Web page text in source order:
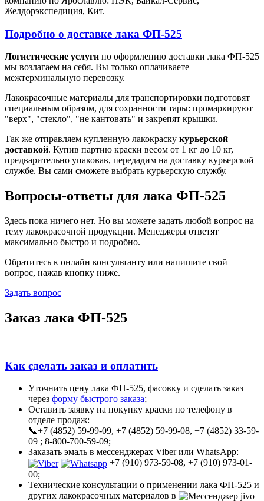
Желдорэкспедиция, Кит.
Подробно о доставке лака ФП-525
Логистические услуги по оформлению доставки лака ФП-525
мы возлагаем на себя. Вы только оплачиваете
межтерминальную перевозку.
Лакокрасочные материалы для транспортировки подготовят
специальным образом, для сохранности тары: промаркируют
"верх", "стекло", "не кантовать" и закрепят крышки.
Так же отправляем купленную лакокраску курьерской
доставкой. Купив партию краски весом от 1 кг до 10 кг,
предварительно упаковав, передадим на доставку курьерской
службе. Вы сами сможете выбрать курьерскую службу.
Вопросы-ответы для лака ФП-525
Здесь пока ничего нет. Но вы можете задать любой вопрос на
тему лакокрасочной продукции. Менеджеры ответят
максимально быстро и подробно.
Обратитесь к онлайн консультанту или напишите свой
вопрос, нажав кнопку ниже.
Задать вопрос
Заказ лака ФП-525
Как сделать заказ и оплатить
Уточнить цену лака ФП-525, фасовку и сделать заказ
через форму быстрого заказа;
Оставить заявку на покупку краски по телефону в
отделе продаж:
📞+7 (4852) 59-99-09, +7 (4852) 59-99-08, +7 (4852) 33-59-
09 ; 8-800-700-59-09;
Заказать эмаль в мессенджерах Viber или WhatsApp:
+7 (910) 973-59-08, +7 (910) 973-01-
00;
Технические консультации о применении лака ФП-525 и
других лакокрасочных материалов в